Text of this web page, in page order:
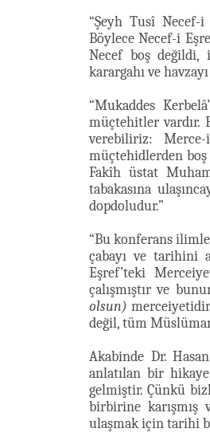
“Şeyh Tusî Necef-
Böylece Necef-i
Necef boş değildi,
karargahı ve
“Mukaddes
müçtehitler vardır.
verebiliriz:
müçtehidlerden
Fakîh üstat
tabakasına
dopdoludur.”
“Bu konferans
çabayı ve tarihini
Eşref’teki
çalışmıştır ve
olsun)
değil, tüm
Akabinde Dr.
anlatılan bir
gelmiştir. Çünkü
birbirine karışmış
ulaşmak için tarihi